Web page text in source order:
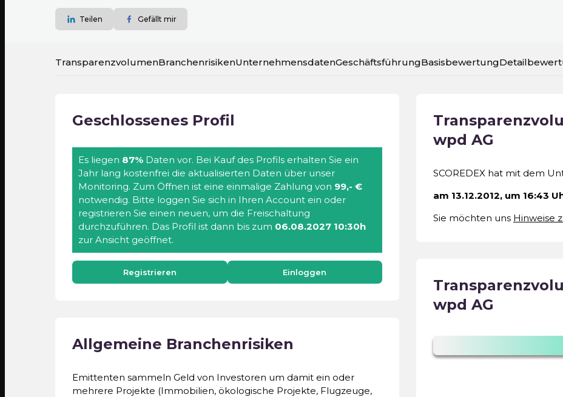
Teilen Gefällt mir
TransparenzvolumenBranchenrisikenUnternehmensdatenGeschäftsführungBasisbewertung
Geschlossenes Profil
Es liegen 87% Daten vor. Bei Kauf des Profils erhalten Sie ein
Jahr lang kostenfrei die aktualisierten Daten über unser
Monitoring. Zum Öffnen ist eine einmalige Zahlung von 99,- €
notwendig. Bitte loggen Sie sich in Ihren Account ein oder
registrieren Sie einen neuen, um die Freischaltung
durchzuführen. Das Profil ist dann bis zum 06.08.2027 10:30h
zur Ansicht geöffnet.
Registrieren Einloggen
wpd AG
SCOREDEX hat mit dem
am 13.12.2012, um 16:43
Sie möchten uns Hinweise
wpd AG
Allgemeine Branchenrisiken
Emittenten sammeln Geld von Investoren um damit ein oder
mehrere Projekte (Immobilien, ökologische Projekte, Flugzeuge,